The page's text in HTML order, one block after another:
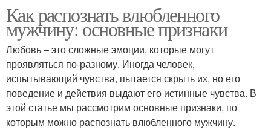
Как распознать влюбленного
мужчину: основные признаки
Любовь – это сложные эмоции, которые могут
проявляться по-разному. Иногда человек,
испытывающий чувства, пытается скрыть их, но его
поведение и действия выдают его истинные чувства. В
этой статье мы рассмотрим основные признаки, по
которым можно распознать влюбленного мужчину.